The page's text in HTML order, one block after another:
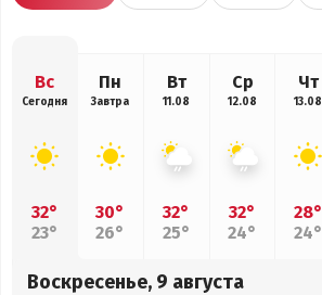
Вс
Сегодня
32°
23°
Пн
Завтра
30°
26°
Вт
11.08
32°
25°
Ср
12.08
32°
24°
Чт
13.08
28°
24°
Воскресенье, 9 августа